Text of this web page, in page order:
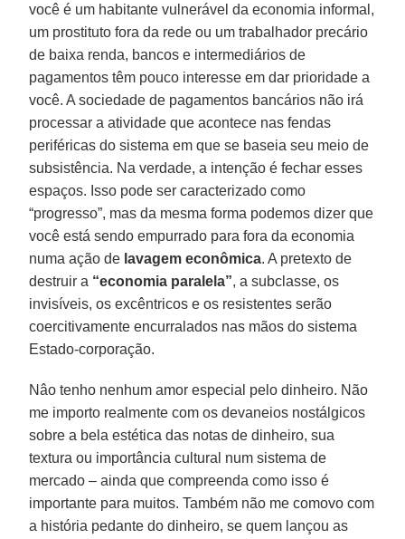
você é um habitante vulnerável da economia informal,
um prostituto fora da rede ou um trabalhador precário
de baixa renda, bancos e intermediários de
pagamentos têm pouco interesse em dar prioridade a
você. A sociedade de pagamentos bancários não irá
processar a atividade que acontece nas fendas
periféricas do sistema em que se baseia seu meio de
subsistência. Na verdade, a intenção é fechar esses
espaços. Isso pode ser caracterizado como
“progresso”, mas da mesma forma podemos dizer que
você está sendo empurrado para fora da economia
numa ação de lavagem econômica. A pretexto de
destruir a “economia paralela”, a subclasse, os
invisíveis, os excêntricos e os resistentes serão
coercitivamente encurralados nas mãos do sistema
Estado-corporação.
Nâo tenho nenhum amor especial pelo dinheiro. Não
me importo realmente com os devaneios nostálgicos
sobre a bela estética das notas de dinheiro, sua
textura ou importância cultural num sistema de
mercado – ainda que compreenda como isso é
importante para muitos. Também não me comovo com
a história pedante do dinheiro, se quem lançou as